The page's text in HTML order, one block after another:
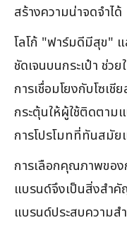
สร้างความน่าจดจำได้
โลโก้ "ฟาร์มดีมีสุข"
ชัดเจนบนกระเป๋า ช่
การเชื่อมโยงกับโซเ
กระตุ้นให้ผู้ใช้ติดตาม
การโปรโมทที่ทันสมัย
การเลือกคุณภาพของ
แบรนด์จึงเป็นสิ่งสำ
แบรนด์ประสบความส